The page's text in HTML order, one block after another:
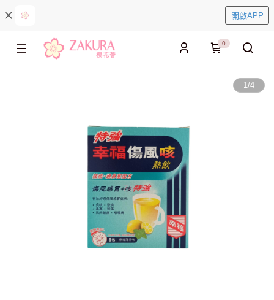
開啟APP
0
1/4